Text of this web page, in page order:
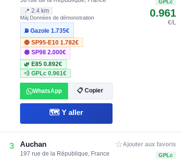
📍 2.4 km
Màj Données de démonstration
⛽ Gazole1.735€
🔴 SP95-E101.782€
🟣 SP982.000€
🌿 E850.892€
💨 GPLc0.961€
WhatsApp 📋 Copier
🗺️ Y aller
GPLc
0.961
€/L
3 Auchan
197 rue de la République, France
☆Ajouter aux favoris
GPLc